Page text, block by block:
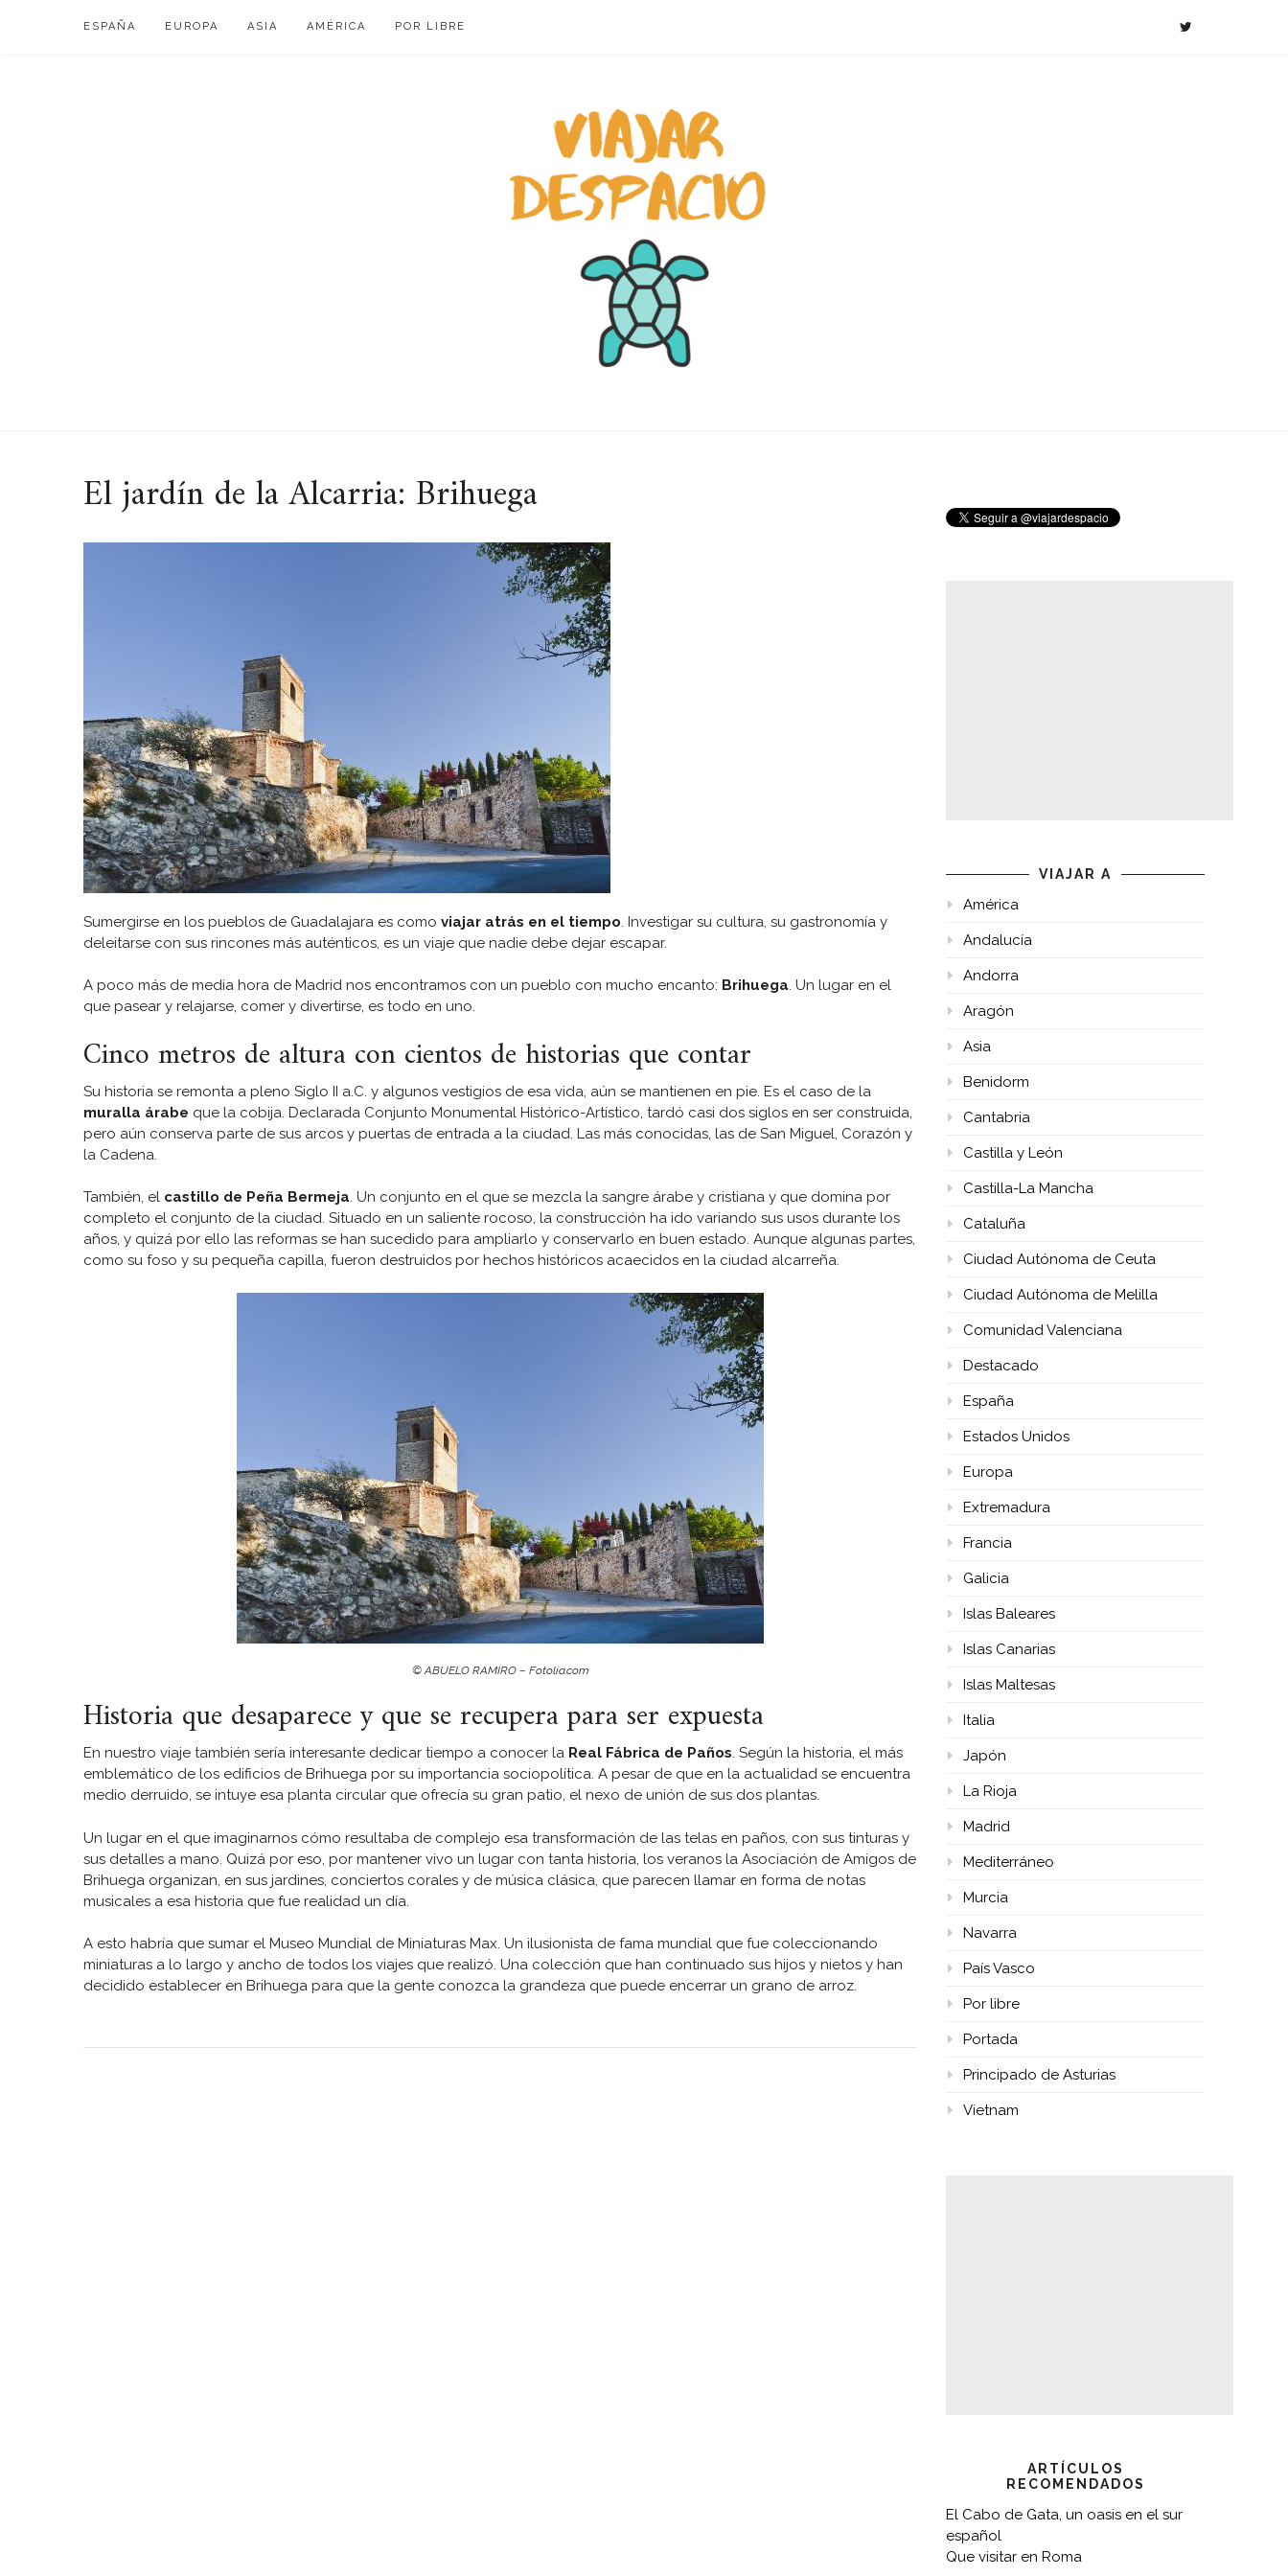
ESPAÑA EUROPA ASIA AMÉRICA POR LIBRE
El jardín de la Alcarria: Brihuega
Sumergirse en los pueblos de Guadalajara es como viajar atrás en el tiempo. Investigar su cultura, su gastronomía y
deleitarse con sus rincones más auténticos, es un viaje que nadie debe dejar escapar.
A poco más de media hora de Madrid nos encontramos con un pueblo con mucho encanto: Brihuega. Un lugar en el
que pasear y relajarse, comer y divertirse, es todo en uno.
Cinco metros de altura con cientos de historias que contar
Su historia se remonta a pleno Siglo II a.C. y algunos vestigios de esa vida, aún se mantienen en pie. Es el caso de la
muralla árabe que la cobija. Declarada Conjunto Monumental Histórico-Artístico, tardó casi dos siglos en ser construida,
pero aún conserva parte de sus arcos y puertas de entrada a la ciudad. Las más conocidas, las de San Miguel, Corazón y
la Cadena.
También, el castillo de Peña Bermeja. Un conjunto en el que se mezcla la sangre árabe y cristiana y que domina por
completo el conjunto de la ciudad. Situado en un saliente rocoso, la construcción ha ido variando sus usos durante los
años, y quizá por ello las reformas se han sucedido para ampliarlo y conservarlo en buen estado. Aunque algunas partes,
como su foso y su pequeña capilla, fueron destruidos por hechos históricos acaecidos en la ciudad alcarreña.
© ABUELO RAMIRO – Fotolia.com
Historia que desaparece y que se recupera para ser expuesta
En nuestro viaje también sería interesante dedicar tiempo a conocer la Real Fábrica de Paños. Según la historia, el más
emblemático de los edificios de Brihuega por su importancia sociopolítica. A pesar de que en la actualidad se encuentra
medio derruido, se intuye esa planta circular que ofrecía su gran patio, el nexo de unión de sus dos plantas.
Un lugar en el que imaginarnos cómo resultaba de complejo esa transformación de las telas en paños, con sus tinturas y
sus detalles a mano. Quizá por eso, por mantener vivo un lugar con tanta historia, los veranos la Asociación de Amigos de
Brihuega organizan, en sus jardines, conciertos corales y de música clásica, que parecen llamar en forma de notas
musicales a esa historia que fue realidad un día.
A esto habría que sumar el Museo Mundial de Miniaturas Max. Un ilusionista de fama mundial que fue coleccionando
miniaturas a lo largo y ancho de todos los viajes que realizó. Una colección que han continuado sus hijos y nietos y han
decidido establecer en Brihuega para que la gente conozca la grandeza que puede encerrar un grano de arroz.
VIAJAR A
América
Andalucía
Andorra
Aragón
Asia
Benidorm
Cantabria
Castilla y León
Castilla-La Mancha
Cataluña
Ciudad Autónoma de Ceuta
Ciudad Autónoma de Melilla
Comunidad Valenciana
Destacado
España
Estados Unidos
Europa
Extremadura
Francia
Galicia
Islas Baleares
Islas Canarias
Islas Maltesas
Italia
Japón
La Rioja
Madrid
Mediterráneo
Murcia
Navarra
País Vasco
Por libre
Portada
Principado de Asturias
Vietnam
ARTÍCULOS
RECOMENDADOS
El Cabo de Gata, un oasis en el sur
español
Que visitar en Roma